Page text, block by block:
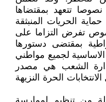
نصوصا تتعهد بمقتضاها
الحريات المنبثقة
وهذه النصوص تفرض التزاما على
بمقتضى دستورها
لجميع مواطني
الشعب هي مصدر
الحرة النزيهة